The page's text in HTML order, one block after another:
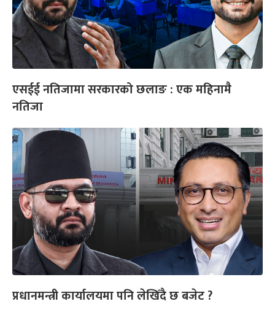
एसईई नतिजामा सरकारको छलाङ : एक महिनामै
नतिजा
प्रधानमन्त्री कार्यालयमा पनि लेखिँदै छ बजेट ?